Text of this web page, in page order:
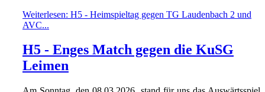
Weiterlesen: H5 - Heimspieltag gegen TG Laudenbach 2 und
AVC...
H5 - Enges Match gegen die KuSG
Leimen